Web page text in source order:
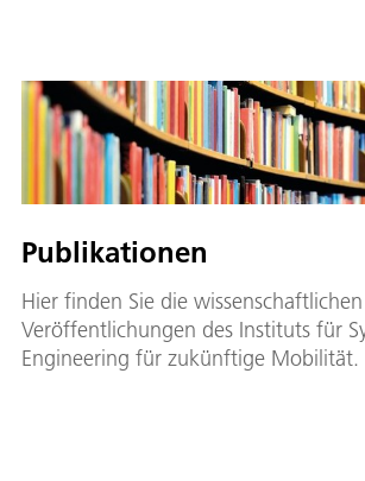
Publikationen
Hier finden Sie die wissenschaftlichen
Veröffentlichungen des Instituts für
Engineering für zukünftige Mobilität.